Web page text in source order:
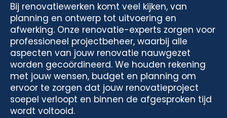
Bij renovatiewerken komt veel kijken, van
planning en ontwerp tot uitvoering en
afwerking. Onze renovatie-experts zorgen voor
professioneel projectbeheer, waarbij alle
aspecten van jouw renovatie nauwgezet
worden gecoördineerd. We houden rekening
met jouw wensen, budget en planning om
ervoor te zorgen dat jouw renovatieproject
soepel verloopt en binnen de afgesproken tijd
wordt voltooid.